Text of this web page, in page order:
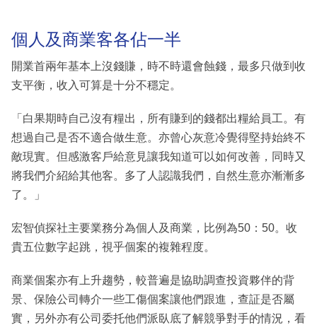
個人及商業客各佔一半
開業首兩年基本上沒錢賺，時不時還會蝕錢，最多只做到收
支平衡，收入可算是十分不穩定。
「白果期時自己沒有糧出，所有賺到的錢都出糧給員工。有
想過自己是否不適合做生意。亦曾心灰意冷覺得堅持始終不
敵現實。但感激客戶給意見讓我知道可以如何改善，同時又
將我們介紹給其他客。多了人認識我們，自然生意亦漸漸多
了。」
宏智偵探社主要業務分為個人及商業，比例為50：50。收
貴五位數字起跳，視乎個案的複雜程度。
商業個案亦有上升趨勢，較普遍是協助調查投資夥伴的背
景、保險公司轉介一些工傷個案讓他們跟進，查証是否屬
實，另外亦有公司委托他們派臥底了解競爭對手的情況，看